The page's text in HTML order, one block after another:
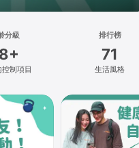
分級
制項目
排行榜
71
生活風格